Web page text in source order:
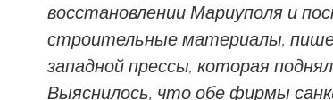
восстановлении Мариуполя и
строительные материалы,
западной прессы, которая
Выяснилось, что обе фирмы